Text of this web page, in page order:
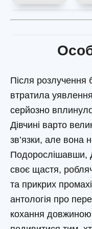
Після розлучення
втратила
серйозно
Дівчині варто
зв’язки, але вона
Подорослішавши,
своє щастя,
та прикрих
антологія про
кохання